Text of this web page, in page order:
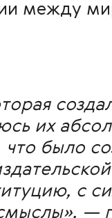
между
их
было
с
—